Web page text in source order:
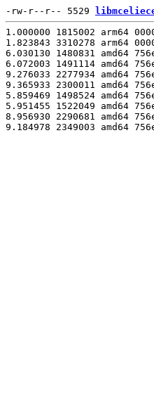
-rw-r--r-- 5529
1.000000 1815002 arm64
1.823843 3310278 arm64
6.030130 1480831 amd64
6.072003 1491114 amd64
9.276033 2277934 amd64
9.365933 2300011 amd64
5.859469 1498524 amd64
5.951455 1522049 amd64
8.956930 2290681 amd64